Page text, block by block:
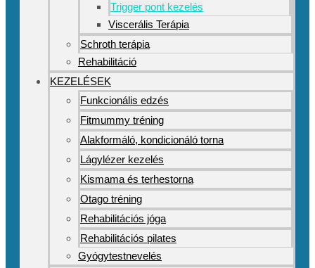
Trigger pont kezelés
Viscerális Terápia
Schroth terápia
Rehabilitáció
KEZELÉSEK
Funkcionális edzés
Fitmummy tréning
Alakformáló, kondicionáló torna
Lágylézer kezelés
Kismama és terhestorna
Otago tréning
Rehabilitációs jóga
Rehabilitációs pilates
Gyógytestnevelés